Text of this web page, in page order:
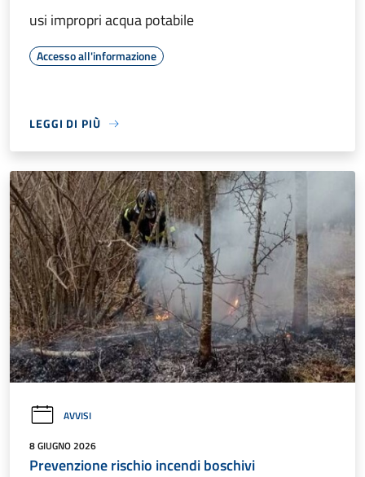
usi impropri acqua potabile
Accesso all'informazione
LEGGI DI PIÙ
AVVISI
8 GIUGNO 2026
Prevenzione rischio incendi boschivi